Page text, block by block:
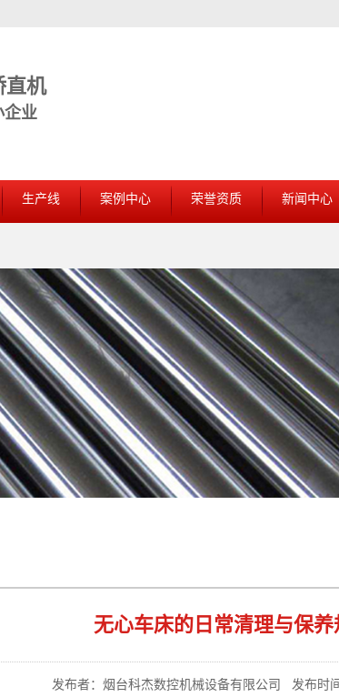
直机
企业
生产线 案例中心 荣誉资质 新闻中心
无心车床的日常清理与保养
发布者：烟台科杰数控机械设备有限公司 发布时